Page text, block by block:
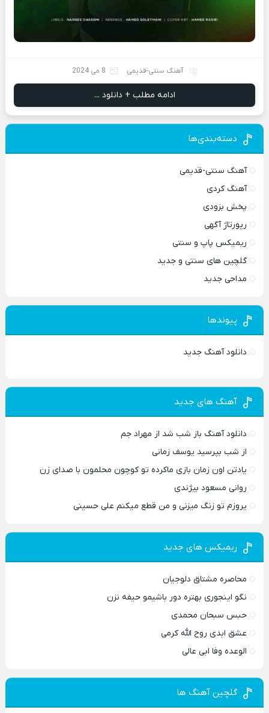
آهنگ سنتی-قدیمی 8 می 2024
ادامه مطلب + دانلود ...
دسته‌بندی‌ها
آهنگ سنتی-قدیمی
آهنگ کردی
پخش بزودی
رپورتاژ آگهی
ریمیکس پاپ و سنتی
گلچین های سنتی و جدید
مداحی جدید
پیوندها
دانلود آهنگ جدید
آهنگ های جدید
دانلود آهنگ باز شب شد از مهراد جم
از شب بپرسید یوسف زمانی
یادتن اون زمان بازی ماکرده تو کوچون محلمون با صدای زن
روانی مسعود بیژندی
یروزم تو زنگ میزنی و من قطع میکنم علی حسینی
ریمیکس های جدید
محاصره مشتاق دلوجیان
نگو اینجوری بهتره دور باشیمو حیفه نزن
حبس سبحان محمدی
عشق ابدی روح الله کرمی
الوعده وفا ابی عالی
گلچین آهنگ ها